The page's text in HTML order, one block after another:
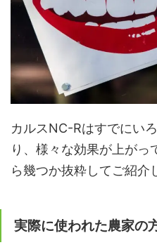
カルスNC-Rはすでにい
り、様々な効果が上が
ら幾つか抜粋してご紹介
実際に使われた農家の